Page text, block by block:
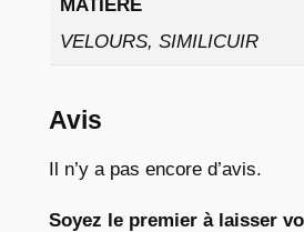
MATIERE
VELOURS, SIMILICUIR
Avis
Il n’y a pas encore d’avis.
Soyez le premier à laisser